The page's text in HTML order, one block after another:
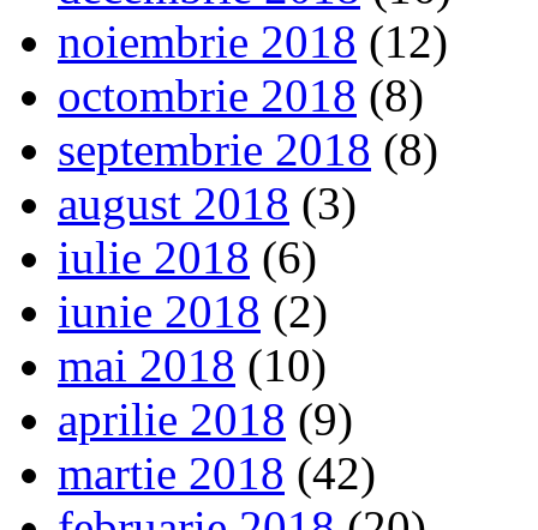
noiembrie 2018 (12)
octombrie 2018 (8)
septembrie 2018 (8)
august 2018 (3)
iulie 2018 (6)
iunie 2018 (2)
mai 2018 (10)
aprilie 2018 (9)
martie 2018 (42)